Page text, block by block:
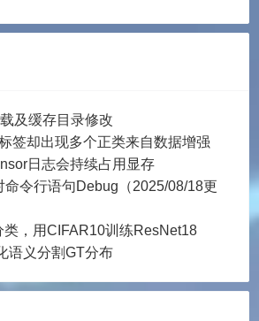
及缓存目录修改
签却出现多个正类来自数据增强
日志会持续占用显存
命令行语句Debug（2025/08/18更
类，用CIFAR10训练ResNet18
语义分割GT分布